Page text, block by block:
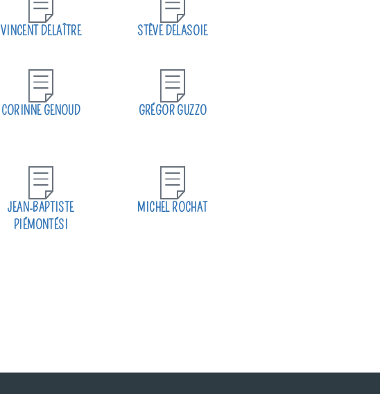
VINCENT DELAÎTRE STÈVE DELASOIE
CORINNE GENOUD GRÉGOR GUZZO
JEAN-BAPTISTE
PIÉMONTÉSI
MICHEL ROCHAT